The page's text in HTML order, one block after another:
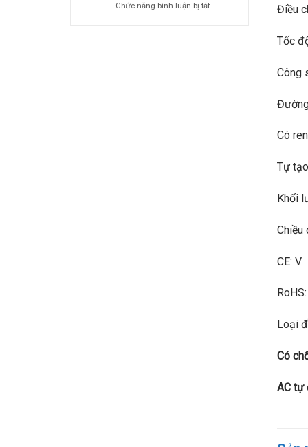
Cấp
Chức năng bình luận bị tắtở
Điều
Tốc
Công
Có
Tự
Khối
Chiều
CE: V
Loại
Có
AC tự